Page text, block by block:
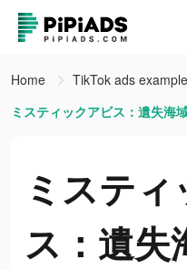
Home
TikTok ads
ミスティックアビス：遺失
ミステ
ス：遺